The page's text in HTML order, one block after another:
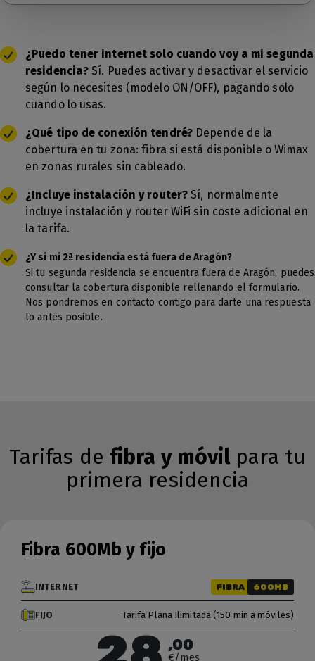
¿Puedo tener internet solo cuando voy a mi segunda
residencia?Sí. Puedes activar y desactivar el servicio
según lo necesites (modelo ON/OFF), pagando solo
cuando lo usas.
¿Qué tipo de conexión tendré? Depende de la
cobertura en tu zona: fibra si está disponible o Wimax
en zonas rurales sin cableado.
¿Incluye instalación y router?Sí, normalmente
incluye instalación y router WiFi sin coste adicional en
la tarifa.
¿Y si mi 2ª residencia está fuera de Aragón?
Si tu segunda residencia se encuentra fuera de Aragón, puedes
consultar la cobertura disponible rellenando el formulario.
Nos pondremos en contacto contigo para darte una respuesta
lo antes posible.
Tarifas de fibra y móvilpara tu
primera residencia
Fibra 600Mb y fijo
INTERNET FIBRA 600MB
FIJO Tarifa Plana Ilimitada (150 min a móviles)
,00
€/mes